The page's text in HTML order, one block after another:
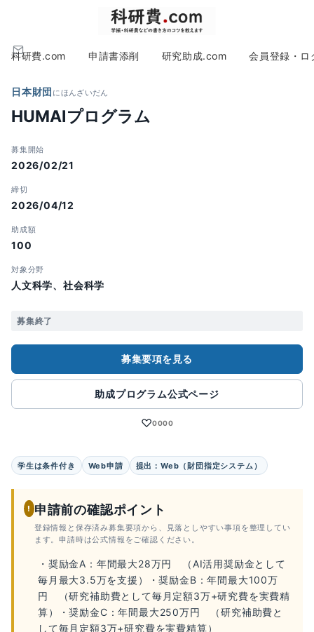
科研費.com 申請書添削 研究助成.com 会員登録・ロ
日本財団 にほんざいだん
HUMAIプログラム
募集開始
2026/02/21
締切
2026/04/12
助成額
100
対象分野
人文科学、社会科学
募集終了
募集要項を見る
助成プログラム公式ページ
♡0000
学生は条件付き Web申請 提出：Web（財団指定システム）
! 申請前の確認ポイント
登録情報と保存済み募集要項から、見落としやすい事項を整理してい
ます。申請時は公式情報をご確認ください。
・奨励金A：年間最大28万円 （AI活用奨励金として
毎月最大3.5万を支援）・奨励金B：年間最大100万
円 （研究補助費として毎月定額3万+研究費を実費精
算）・奨励金C：年間最大250万円 （研究補助費と
して毎月定額3万+研究費を実費精算）